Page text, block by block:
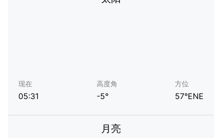
现在
05:31
高度角
-5°
方位
57°ENE
月亮